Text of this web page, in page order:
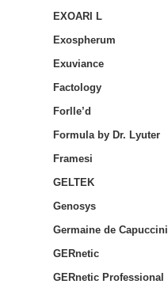
EXOARI L
Exospherum
Exuviance
Factology
Forlle’d
Formula by Dr. Lyuter
Framesi
GELTEK
Genosys
Germaine de Capuccini
GERnetic
GERnetic Professional